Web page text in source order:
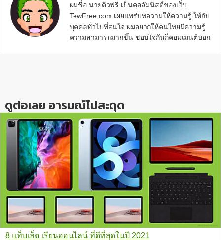
ผมชื่อ นายติวฟรี เป็นคอลัมนิสต์ของเว็บ
TewFree.com เผยแพร่บทความให้ความรู้ ให้กับ
บุคคลทั่วไปที่สนใจ ผมอยากให้คนไทยมีความรู้
ความสามารถมากขึ้น ชอบใจกันก็คอมเมนต์บอก
ดูต่อเลย อารมณ์ไม่สะดุด
8 แท็บเล็ต เรียนออนไลน์ ที่ดีที่สุดในปี 2021